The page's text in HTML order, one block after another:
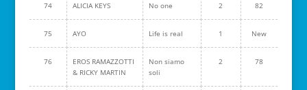
74 ALICIA KEYS No one 2 82
75 AYO Life is real 1 New
76
EROS RAMAZZOTTI
& RICKY MARTIN
Non siamo
soli
2 78